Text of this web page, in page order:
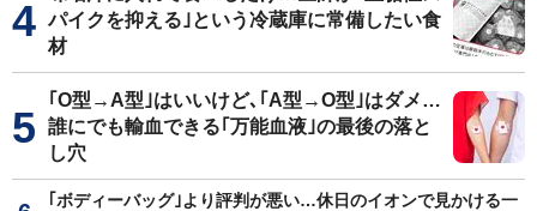
パイクを抑える｣という冷蔵庫に常備したい食
材
｢O型→A型｣はいいけど､｢A型→O型｣はダメ…
誰にでも輸血できる｢万能血液｣の最後の落と
し穴
｢ボディーバッグ｣より評判が悪い…休日のイオンで見かける一